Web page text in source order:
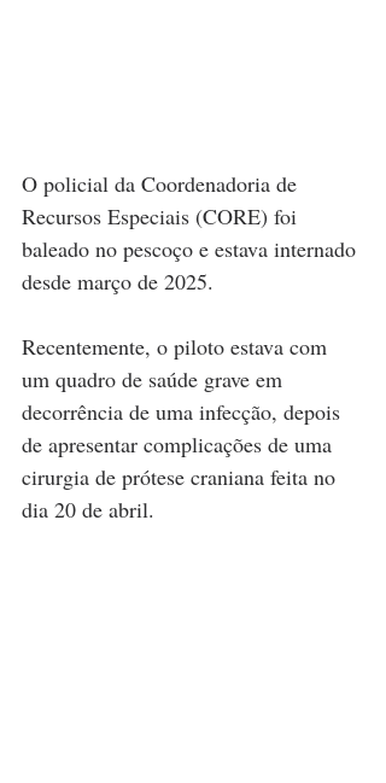
O policial da Coordenadoria de
Recursos Especiais (CORE) foi
baleado no pescoço e estava internado
desde março de 2025.
Recentemente, o piloto estava com
um quadro de saúde grave em
decorrência de uma infecção, depois
de apresentar complicações de uma
cirurgia de prótese craniana feita no
dia 20 de abril.